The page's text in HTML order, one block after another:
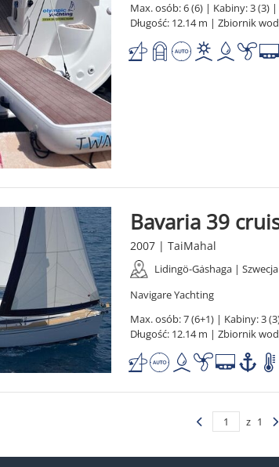
Max. osób: 6 (6) | Kabiny: 3 (3) |
Długość: 12.14 m | Zbiornik
Bavaria 39
2007 | TaiMahal
Lidingö-Gȧshaga | Szwecja
Navigare Yachting
Max. osób: 7 (6+1) | Kabiny: 3
Długość: 12.14 m | Zbiornik
z 1